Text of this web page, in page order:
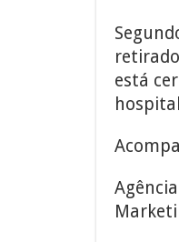
está